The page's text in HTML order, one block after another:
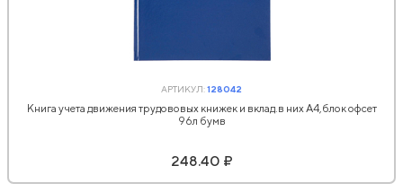
АРТИКУЛ:128042
Книга учета движения трудововых книжек и вклад.в них А4,блок офсет
96л бумв
248.40 ₽